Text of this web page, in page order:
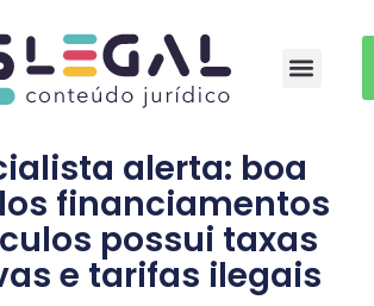
alerta: boa
financiamentos
possui taxas
e tarifas ilegais